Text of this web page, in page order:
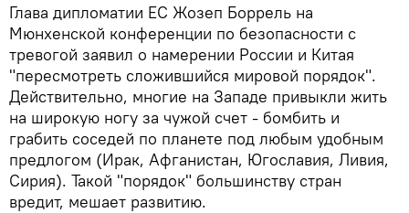
Глава дипломатии ЕС Жозеп Боррель на
Мюнхенской конференции по безопасности с
тревогой заявил о намерении России и Китая
"пересмотреть сложившийся мировой порядок".
Действительно, многие на Западе привыкли жить
на широкую ногу за чужой счет - бомбить и
грабить соседей по планете под любым удобным
предлогом (Ирак, Афганистан, Югославия, Ливия,
Сирия). Такой "порядок" большинству стран
вредит, мешает развитию.